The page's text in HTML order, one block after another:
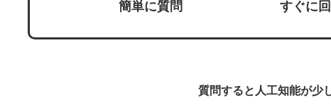
簡単に質問
すぐに
質問すると人工知能が少